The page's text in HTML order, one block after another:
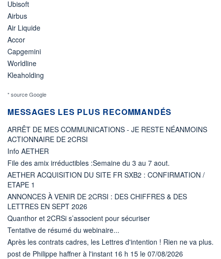
Ubisoft
Airbus
Air Liquide
Accor
Capgemini
Worldline
Kleaholding
* source Google
MESSAGES LES PLUS RECOMMANDÉS
ARRÊT DE MES COMMUNICATIONS - JE RESTE NÉANMOINS
ACTIONNAIRE DE 2CRSI
Info AETHER
File des amix irréductibles :Semaine du 3 au 7 aout.
AETHER ACQUISITION DU SITE FR SXB2 : CONFIRMATION /
ETAPE 1
ANNONCES À VENIR DE 2CRSI : DES CHIFFRES & DES
LETTRES EN SEPT 2026
Quanthor et 2CRSi s’associent pour sécuriser
Tentative de résumé du webinaire...
Après les contrats cadres, les Lettres d'intention ! Rien ne va plus.
post de Philippe haffner à l'instant 16 h 15 le 07/08/2026